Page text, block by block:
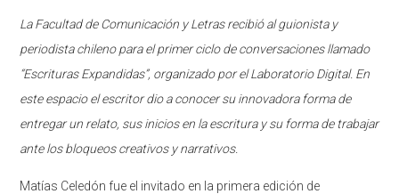
La Facultad de Comunicación y Letras recibió al guionista y
periodista chileno para el primer ciclo de conversaciones llamado
“Escrituras Expandidas”, organizado por el Laboratorio Digital. En
este espacio el escritor dio a conocer su innovadora forma de
entregar un relato, sus inicios en la escritura y su forma de trabajar
ante los bloqueos creativos y narrativos.
Matías Celedón fue el invitado en la primera edición de